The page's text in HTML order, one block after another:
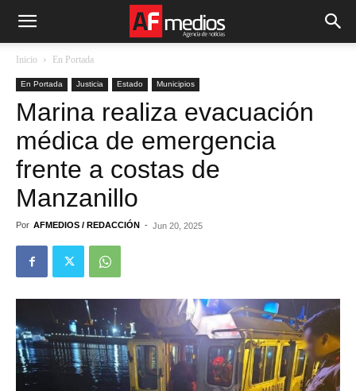
Inicio En Portada
En Portada Justicia Estado Municipios
Marina realiza evacuación
médica de emergencia
frente a costas de
Manzanillo
Por AFMEDIOS / REDACCIÓN - Jun 20, 2025